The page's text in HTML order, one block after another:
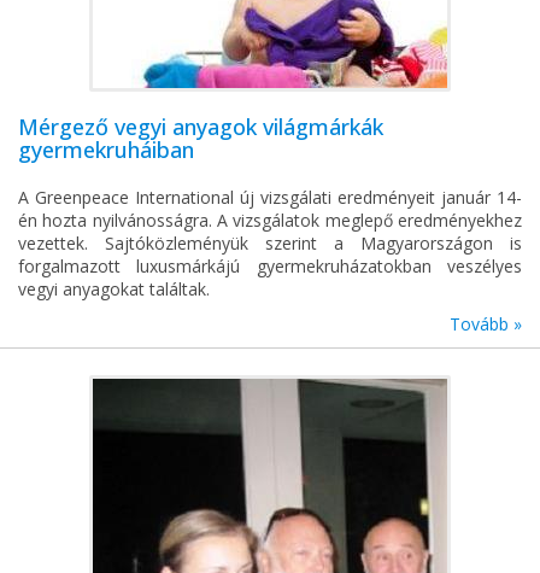
Mérgező vegyi anyagok világmárkák
gyermekruháiban
A Greenpeace International új vizsgálati eredményeit január 14-
én hozta nyilvánosságra. A vizsgálatok meglepő eredményekhez
vezettek. Sajtóközleményük szerint a Magyarországon is
forgalmazott luxusmárkájú gyermekruházatokban veszélyes
vegyi anyagokat találtak.
Tovább »